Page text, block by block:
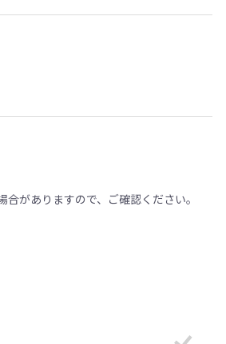
がありますので、ご確認ください。